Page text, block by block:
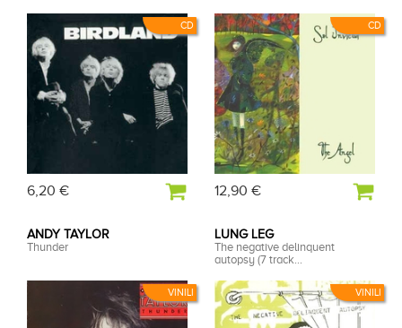
CD
6,20 €
CD
12,90 €
VINILI
ANDY TAYLOR
Thunder
VINILI
LUNG LEG
The negative delinquent
autopsy (7 track...